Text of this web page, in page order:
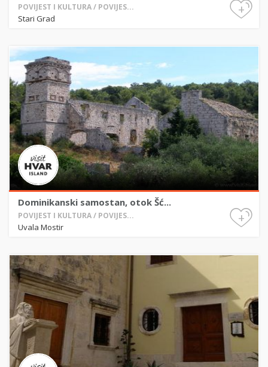
POVIJEST I KULTURA / POVIJES...
Stari Grad
+
Dominikanski samostan, otok Šć...
POVIJEST I KULTURA / POVIJES...
Uvala Mostir
+